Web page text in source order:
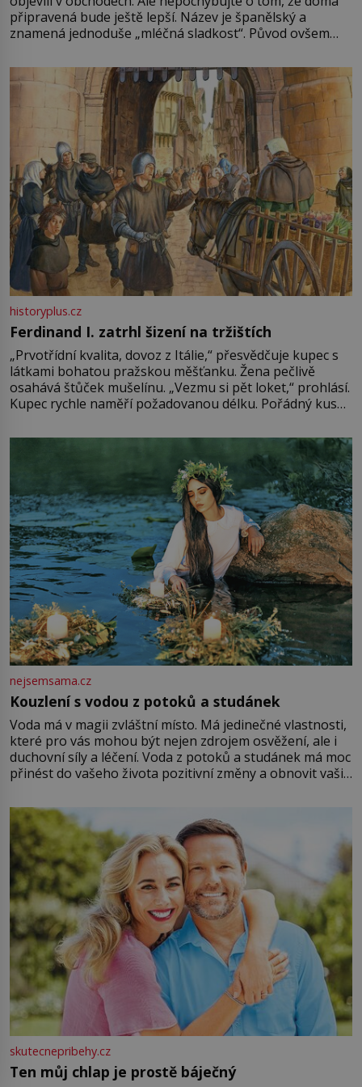
připravená bude ještě lepší. Název je španělský a
znamená jednoduše „mléčná sladkost“. Původ ovšem
pře hned několik latinskoamerických zemí a k tomu
Francie, kde se traduje,
historyplus.cz
Ferdinand I. zatrhl šizení na tržištích
„Prvotřídní kvalita, dovoz z Itálie,“ přesvědčuje kupec s
látkami bohatou pražskou měšťanku. Žena pečlivě
osahává štůček mušelínu. „Vezmu si pět loket,“ prohlásí.
Kupec rychle naměří požadovanou délku. Pořádný kus
milostpaní. Stačí jenom na sukni,“ zhodnotí švadlena
množství růžového mušelínu. „Ošidili vás, podívejte.“
Vezme do ruky dřevěnou
nejsemsama.cz
Kouzlení s vodou z potoků a studánek
Voda má v magii zvláštní místo. Má jedinečné vlastnosti,
které pro vás mohou být nejen zdrojem osvěžení, ale i
duchovní síly a léčení. Voda z potoků a studánek má moc
přinést do vašeho života pozitivní změny a obnovit vaši
můžete obohatit své rituály a přinést do svého života
větší harmonii a klid. Je důležité
skutecnepribehy.cz
Ten můj chlap je prostě báječný